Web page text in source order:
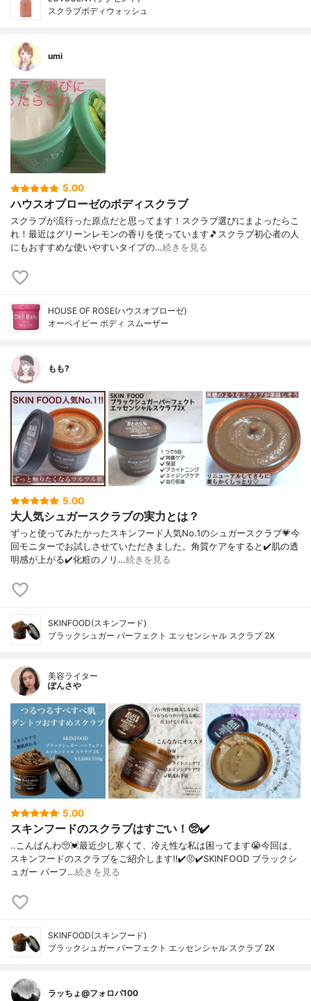
スクラブボディウォッシュ
umi
5.00
ハウスオブローゼのボディスクラブ
スクラブが流行った原点だと思ってます！スクラブ選びにまよったらこ
れ！最近はグリーンレモンの香りを使っています🎵スクラブ初心者の人
にもおすすめな使いやすいタイプの…続きを見る
HOUSE OF ROSE(ハウスオブローゼ)
オーベイビー ボディ スムーザー
もも?
5.00
大人気シュガースクラブの実力とは？
ずっと使ってみたかったスキンフード人気No.1のシュガースクラブ💗今
回モニターでお試しさせていただきました。角質ケアをすると✔️肌の透
明感が上がる✔️化粧のノリ…続きを見る
SKINFOOD(スキンフード)
ブラックシュガー パーフェクト エッセンシャル スクラブ 2X
美容ライター
ぽんさや
5.00
スキンフードのスクラブはすごい！🥺✔️
..こんばんわ🥺💓最近少し寒くて、冷え性な私は困ってます😭今回は、
スキンフードのスクラブをご紹介します‼︎✔️🤨✔️SKINFOOD ブラックシ
ュガー パーフ…続きを見る
SKINFOOD(スキンフード)
ブラックシュガー パーフェクト エッセンシャル スクラブ 2X
ラッちょ@フォロバ100